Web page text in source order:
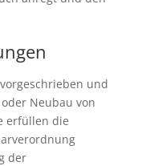
und
Neubau von
erfüllen die
der